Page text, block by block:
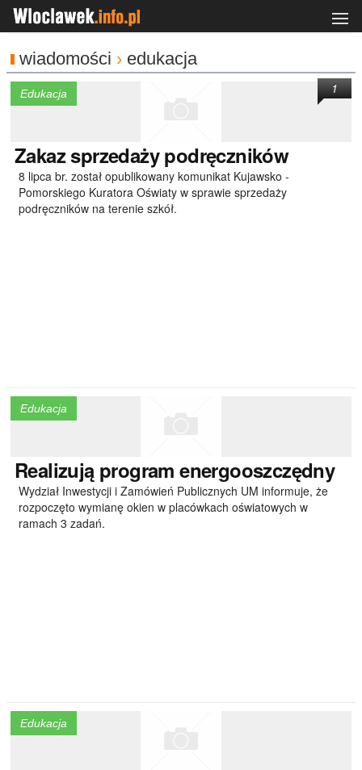
wiadomości › edukacja
Edukacja
Zakazsprzedaży podręczników
8 lipca br. został opublikowany komunikat Kujawsko -
Pomorskiego Kuratora Oświaty w sprawie sprzedaży
podręczników na terenie szkół.
1
Edukacja
Realizująprogram energooszczędny
Wydział Inwestycji i Zamówień Publicznych UM informuje, że
rozpoczęto wymianę okien w placówkach oświatowych w
ramach 3 zadań.
Edukacja